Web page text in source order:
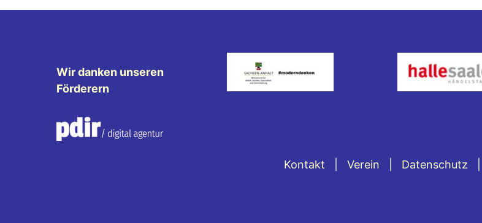
Wir danken unseren
Förderern
Kontakt Verein Datenschutz